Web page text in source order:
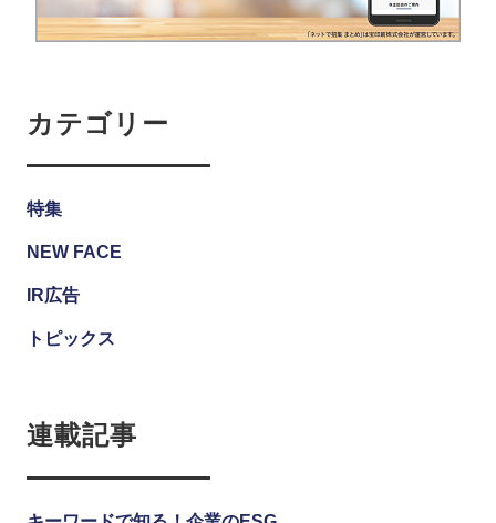
カテゴリー
特集
NEW FACE
IR広告
トピックス
連載記事